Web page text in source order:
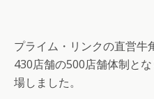
プライム・リンクの直営
430店舗の500店舗体制と
場しました。